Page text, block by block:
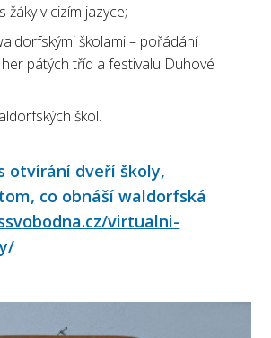
žáky v cizím jazyce;
školami – pořádání
pátých tříd a festivalu Duhové
škol.
otvírání dveří školy,
co obnáší waldorfská
virtualni-